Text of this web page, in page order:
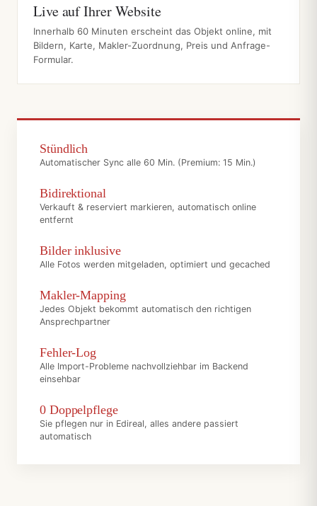
Live auf Ihrer Website
Innerhalb 60 Minuten erscheint das Objekt online, mit
Bildern, Karte, Makler-Zuordnung, Preis und Anfrage-
Formular.
Stündlich
Automatischer Sync alle 60 Min. (Premium: 15 Min.)
Bidirektional
Verkauft & reserviert markieren, automatisch online
entfernt
Bilder inklusive
Alle Fotos werden mitgeladen, optimiert und gecached
Makler-Mapping
Jedes Objekt bekommt automatisch den richtigen
Ansprechpartner
Fehler-Log
Alle Import-Probleme nachvollziehbar im Backend
einsehbar
0 Doppelpflege
Sie pflegen nur in Edireal, alles andere passiert
automatisch